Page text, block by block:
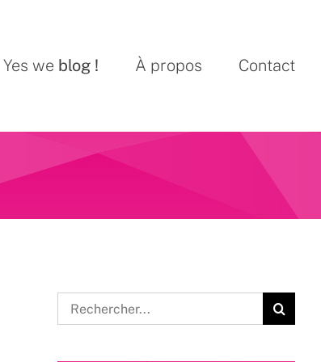
Yes we blog ! À propos Contact
Rechercher: